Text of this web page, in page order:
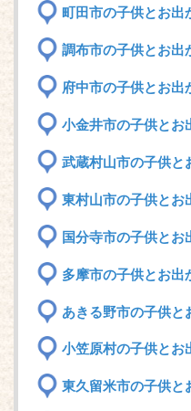
町田市の子供とお出
調布市の子供とお出
府中市の子供とお出
小金井市の子供とお
武蔵村山市の子供と
東村山市の子供とお
国分寺市の子供とお
多摩市の子供とお出
あきる野市の子供と
小笠原村の子供とお
東久留米市の子供と